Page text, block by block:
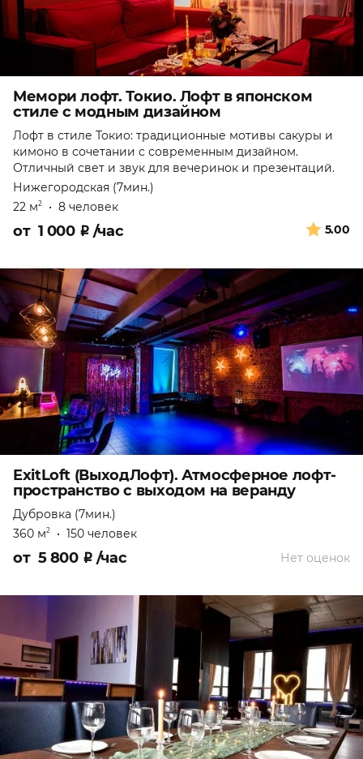
Мемори лофт. Токио. Лофт в японском
стиле с модным дизайном
Лофт в стиле Токио: традиционные мотивы сакуры и
кимоно в сочетании с современным дизайном.
Отличный свет и звук для вечеринок и презентаций.
Нижегородская (7мин.)
22 м2 • 8 человек
5.00
от 1 000 ₽ /час
ExitLoft (ВыходЛофт). Атмосферное лофт-
пространство с выходом на веранду
Дубровка (7мин.)
360 м2 • 150 человек
Нет оценок
от 5 800 ₽ /час